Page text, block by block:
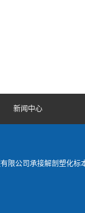
新闻中心
限公司承接解剖塑化